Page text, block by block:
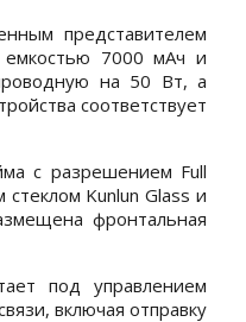
представителем
емкостью 7000 мАч и
на 50 Вт, а
соответствует
с разрешением Full
Kunlun Glass и
фронтальная
под управлением
включая отправку